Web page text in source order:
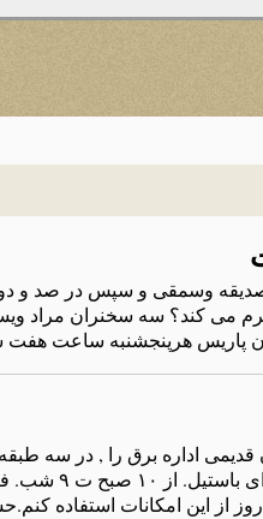
وسمقی و سپس در صد و
می کند؟ سه سخنران مراد
پاریس هرپنجشنبه ساعت هفت
قدیمی اداره برق را , در سه
تخصیص داده
از این امکانات استفاده